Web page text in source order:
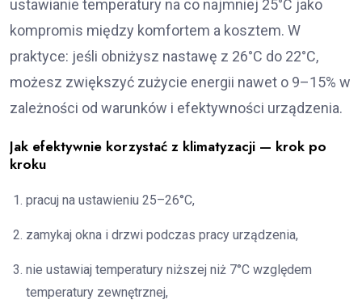
ustawianie temperatury na co najmniej 25°C jako
kompromis między komfortem a kosztem. W
praktyce: jeśli obniżysz nastawę z 26°C do 22°C,
możesz zwiększyć zużycie energii nawet o 9–15% w
zależności od warunków i efektywności urządzenia.
Jak efektywnie korzystać z klimatyzacji — krok po
kroku
pracuj na ustawieniu 25–26°C,
zamykaj okna i drzwi podczas pracy urządzenia,
nie ustawiaj temperatury niższej niż 7°C względem
temperatury zewnętrznej,